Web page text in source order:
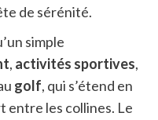
de sérénité.
simple
, activités sportives,
golf, qui s’étend en
entre les collines. Le